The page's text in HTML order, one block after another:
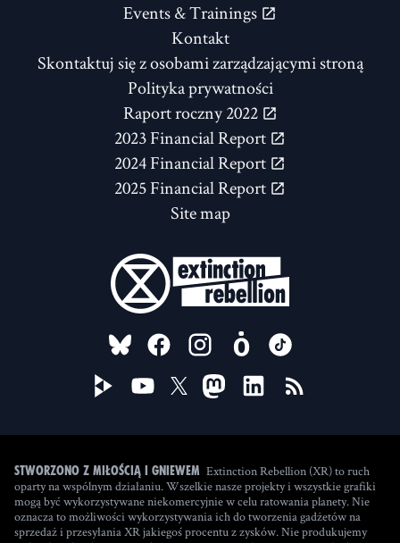
Events & Trainings
Kontakt
Skontaktuj się z osobami zarządzającymi stroną
Polityka prywatności
Raport roczny 2022
2023 Financial Report
2024 Financial Report
2025 Financial Report
Site map
FOLLOW US ON
Stworzono z miłością i gniewem Extinction Rebellion (XR) to ruch
oparty na wspólnym działaniu. Wszelkie nasze projekty i wszystkie grafiki
mogą być wykorzystywane niekomercyjnie w celu ratowania planety. Nie
oznacza to możliwości wykorzystywania ich do tworzenia gadżetów na
sprzedaż i przesyłania XR jakiegoś procentu z zysków. Nie produkujemy